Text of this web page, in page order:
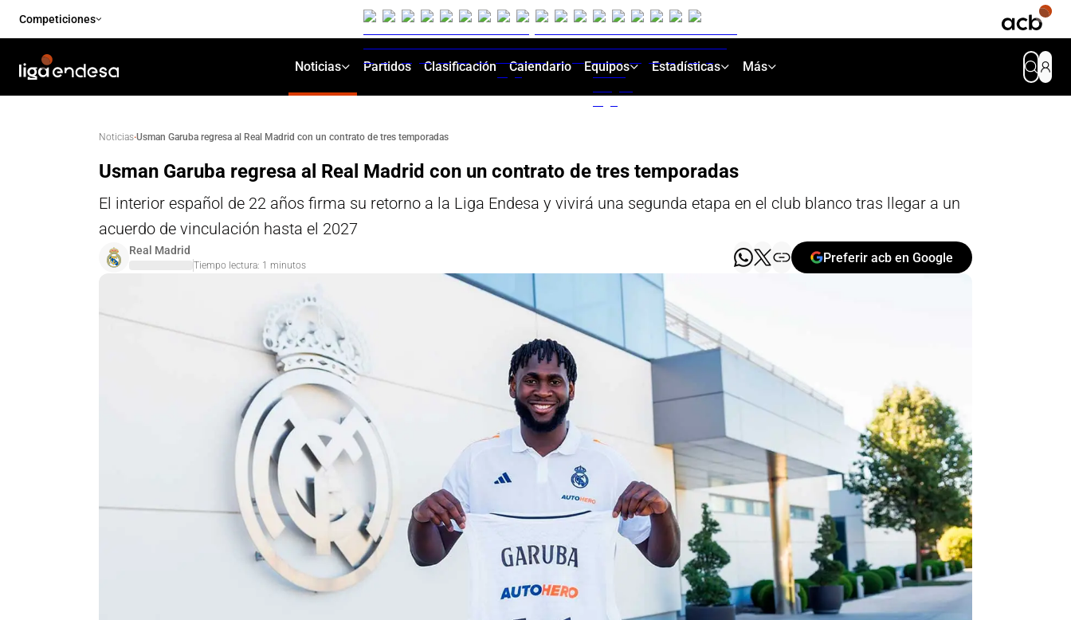
Competiciones
Noticias Partidos Clasificación Calendario Equipos Estadísticas Más
Noticias·Usman Garuba regresa al Real Madrid con un contrato de tres temporadas
Usman Garuba regresa al Real Madrid con un contrato de tres temporadas
El interior español de 22 años firma su retorno a la Liga Endesa y vivirá una segunda etapa en el club blanco tras llegar a un
acuerdo de vinculación hasta el 2027
Real Madrid
Tiempo lectura: 1 minutos
Preferir acb en Google